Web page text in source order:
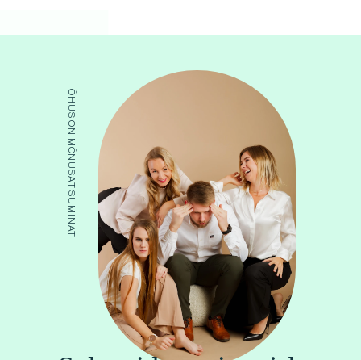
ÕHUS ON MÕNUSAT SUMINAT